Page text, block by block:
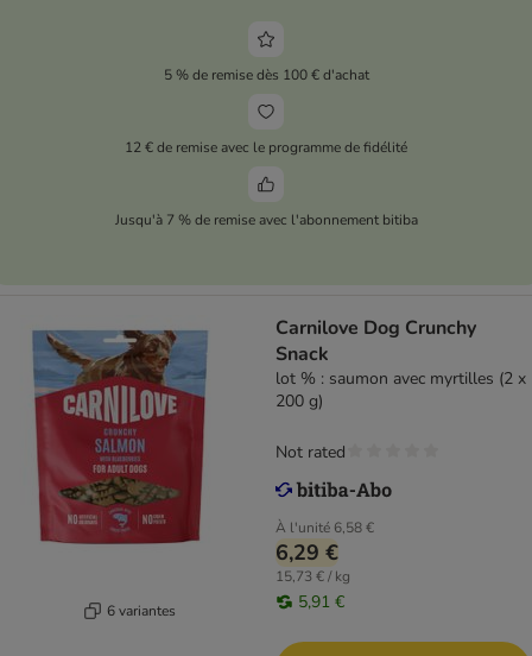
5 % de remise dès 100 € d'achat
12 € de remise avec le programme de fidélité
Jusqu'à 7 % de remise avec l'abonnement bitiba
6 variantes
Carnilove Dog Crunchy
Snack
lot % : saumon avec myrtilles (2 x
200 g)
À l'unité 6,58 €
6,29 €
15,73 € / kg
5,91 €
Not rated